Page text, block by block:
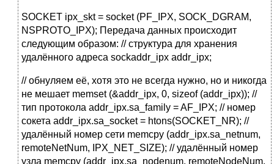
SOCKET ipx_skt = socket (PF_IPX, SOCK_DGRAM,
NSPROTO_IPX); Передача данных происходит
следующим образом: // структура для хранения
удалённого адреса sockaddr_ipx addr_ipx;
// обнуляем её, хотя это не всегда нужно, но и никогда
не мешает memset (&addr_ipx, 0, sizeof (addr_ipx)); //
тип протокола addr_ipx.sa_family = AF_IPX; // номер
сокета addr_ipx.sa_socket = htons(SOCKET_NR); //
удалённый номер сети memcpy (addr_ipx.sa_netnum,
remoteNetNum, IPX_NET_SIZE); // удалённый номер
узла memcpy (addr_ipx.sa_nodenum, remoteNodeNum,